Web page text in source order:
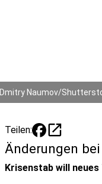
Dmitry Naumov/
Teilen: open_in_new
Änderungen
Krisenstab will